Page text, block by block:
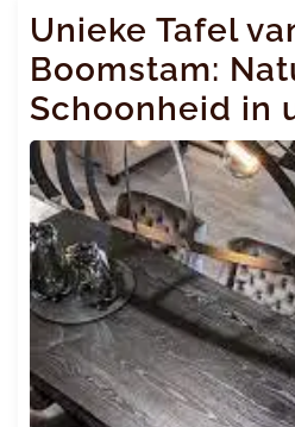
Unieke Tafel
Boomstam:
Schoonheid in